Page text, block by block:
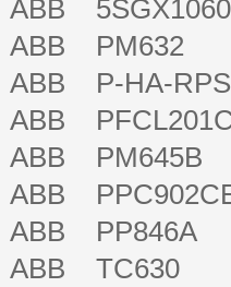
ABB
ABB PM632
ABB P-HA-
ABB
ABB PM645B
ABB
ABB PP846A
ABB TC630